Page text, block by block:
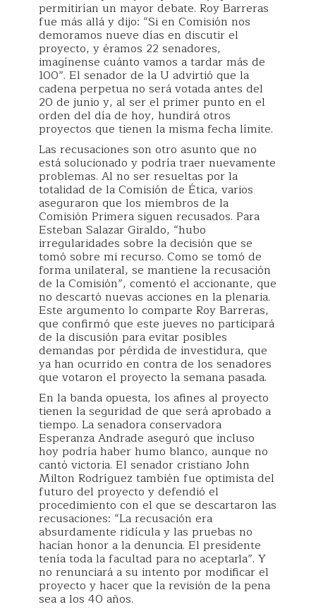
permitirían un mayor debate. Roy Barreras
fue más allá y dijo: “Si en Comisión nos
demoramos nueve días en discutir el
proyecto, y éramos 22 senadores,
imagínense cuánto vamos a tardar más de
100”. El senador de la U advirtió que la
cadena perpetua no será votada antes del
20 de junio y, al ser el primer punto en el
orden del día de hoy, hundirá otros
proyectos que tienen la misma fecha límite.
Las recusaciones son otro asunto que no
está solucionado y podría traer nuevamente
problemas. Al no ser resueltas por la
totalidad de la Comisión de Ética, varios
aseguraron que los miembros de la
Comisión Primera siguen recusados. Para
Esteban Salazar Giraldo, “hubo
irregularidades sobre la decisión que se
tomó sobre mi recurso. Como se tomó de
forma unilateral, se mantiene la recusación
de la Comisión”, comentó el accionante, que
no descartó nuevas acciones en la plenaria.
Este argumento lo comparte Roy Barreras,
que confirmó que este jueves no participará
de la discusión para evitar posibles
demandas por pérdida de investidura, que
ya han ocurrido en contra de los senadores
que votaron el proyecto la semana pasada.
En la banda opuesta, los afines al proyecto
tienen la seguridad de que será aprobado a
tiempo. La senadora conservadora
Esperanza Andrade aseguró que incluso
hoy podría haber humo blanco, aunque no
cantó victoria. El senador cristiano John
Milton Rodríguez también fue optimista del
futuro del proyecto y defendió el
procedimiento con el que se descartaron las
recusaciones: “La recusación era
absurdamente ridícula y las pruebas no
hacían honor a la denuncia. El presidente
tenía toda la facultad para no aceptarla”. Y
no renunciará a su intento por modificar el
proyecto y hacer que la revisión de la pena
sea a los 40 años.